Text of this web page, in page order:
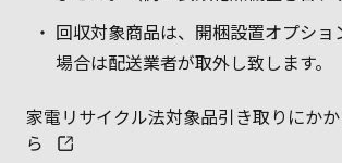
回収対象商品は、開梱設置オプショ
場合は配送業者が取外し致します。
家電リサイクル法対象品引き取りにか
ら